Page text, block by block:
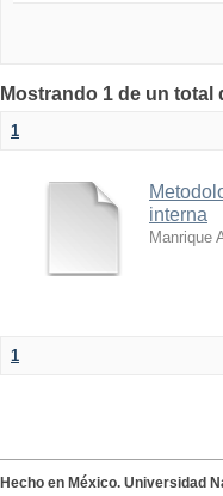
Mostrando 1 de un total
1
interna
Manrique
1
Hecho en México. Universidad